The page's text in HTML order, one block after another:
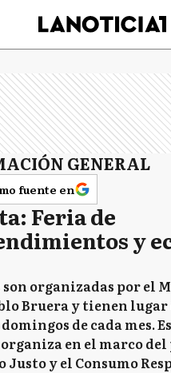
GENERAL
fuente en
Feria de
y
son organizadas por el
Bruera y tienen lugar
de cada mes.
en el marco
Justo y el Consumo